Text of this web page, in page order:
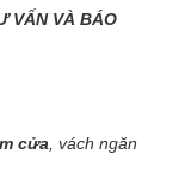
VẤN VÀ BÁO
cửa , vách ngăn